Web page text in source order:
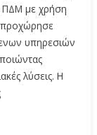
ΠΔΜ με χρήση
προχώρησε
υπηρεσιών
λύσεις. Η